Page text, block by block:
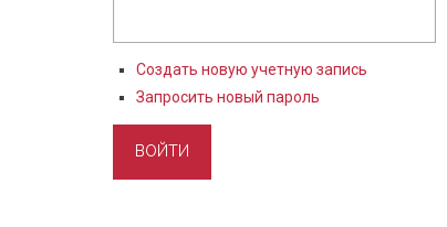
Создать новую учетную запись
Запросить новый пароль